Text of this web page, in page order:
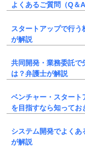
よくあるご質問（Q＆A
スタートアップで行
が解説
共同開発・業務委託で
は？弁護士が解説
ベンチャー・スタート
を目指すなら知って
システム開発でよく
が解説